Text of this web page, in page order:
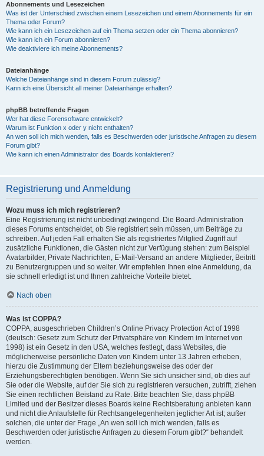
Abonnements und Lesezeichen
Was ist der Unterschied zwischen einem Lesezeichen und einem Abonnements für ein
Thema oder Forum?
Wie kann ich ein Lesezeichen auf ein Thema setzen oder ein Thema abonnieren?
Wie kann ich ein Forum abonnieren?
Wie deaktiviere ich meine Abonnements?
Dateianhänge
Welche Dateianhänge sind in diesem Forum zulässig?
Kann ich eine Übersicht all meiner Dateianhänge erhalten?
phpBB betreffende Fragen
Wer hat diese Forensoftware entwickelt?
Warum ist Funktion x oder y nicht enthalten?
An wen soll ich mich wenden, falls es Beschwerden oder juristische Anfragen zu diesem
Forum gibt?
Wie kann ich einen Administrator des Boards kontaktieren?
Registrierung und Anmeldung
Wozu muss ich mich registrieren?
Eine Registrierung ist nicht unbedingt zwingend. Die Board-Administration
dieses Forums entscheidet, ob Sie registriert sein müssen, um Beiträge zu
schreiben. Auf jeden Fall erhalten Sie als registriertes Mitglied Zugriff auf
zusätzliche Funktionen, die Gästen nicht zur Verfügung stehen: zum Beispiel
Avatarbilder, Private Nachrichten, E-Mail-Versand an andere Mitglieder, Beitritt
zu Benutzergruppen und so weiter. Wir empfehlen Ihnen eine Anmeldung, da
sie schnell erledigt ist und Ihnen zahlreiche Vorteile bietet.
Nach oben
Was ist COPPA?
COPPA, ausgeschrieben Children’s Online Privacy Protection Act of 1998
(deutsch: Gesetz zum Schutz der Privatsphäre von Kindern im Internet von
1998) ist ein Gesetz in den USA, welches festlegt, dass Websites, die
möglicherweise persönliche Daten von Kindern unter 13 Jahren erheben,
hierzu die Zustimmung der Eltern beziehungsweise des oder der
Erziehungsberechtigten benötigen. Wenn Sie sich unsicher sind, ob dies auf
Sie oder die Website, auf der Sie sich zu registrieren versuchen, zutrifft, ziehen
Sie einen rechtlichen Beistand zu Rate. Bitte beachten Sie, dass phpBB
Limited und der Besitzer dieses Boards keine Rechtsberatung anbieten kann
und nicht die Anlaufstelle für Rechtsangelegenheiten jeglicher Art ist; außer
solchen, die unter der Frage „An wen soll ich mich wenden, falls es
Beschwerden oder juristische Anfragen zu diesem Forum gibt?“ behandelt
werden.